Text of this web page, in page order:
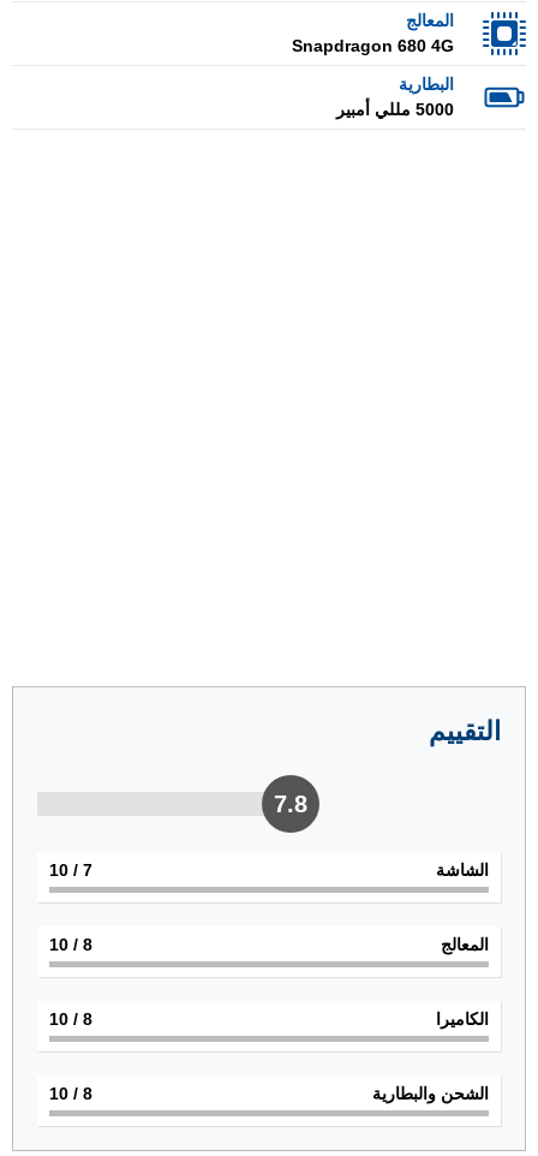
المعالج
Snapdragon 680 4G
البطارية
5000 مللي أمبير
التقييم
7.8
الشاشة 7
/ 10
المعالج 8
/ 10
الكاميرا 8
/ 10
الشحن والبطارية 8
/ 10